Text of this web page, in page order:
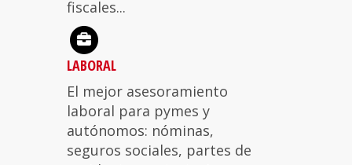
fiscales...
LABORAL
El mejor asesoramiento
laboral para pymes y
autónomos: nóminas,
seguros sociales, partes de